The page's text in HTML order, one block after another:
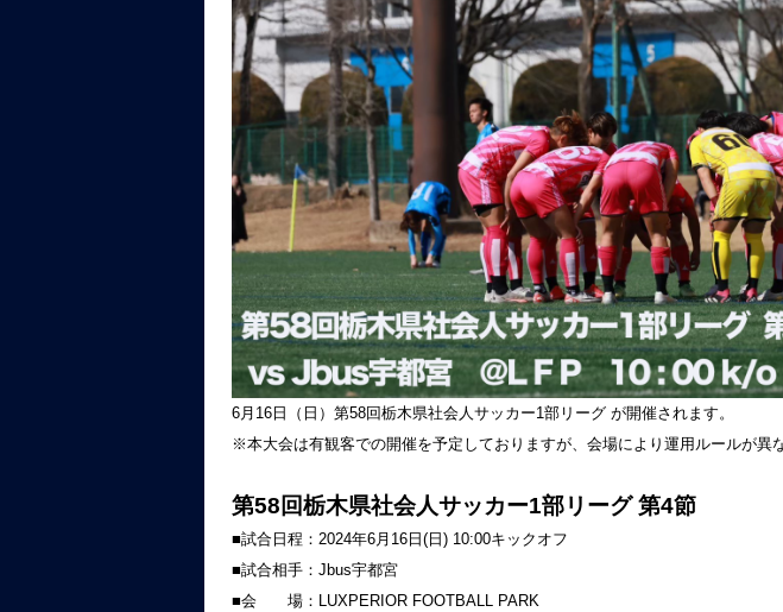
6月16日（日）第58回栃木県社会人サッカー1部リーグ が開催されます。
※本大会は有観客での開催を予定しておりますが、会場により運用ルールが異な
第58回栃木県社会人サッカー1部リーグ 第4節
■試合日程：2024年6月16日(日) 10:00キックオフ
■試合相手：Jbus宇都宮
■会 場：LUXPERIOR FOOTBALL PARK